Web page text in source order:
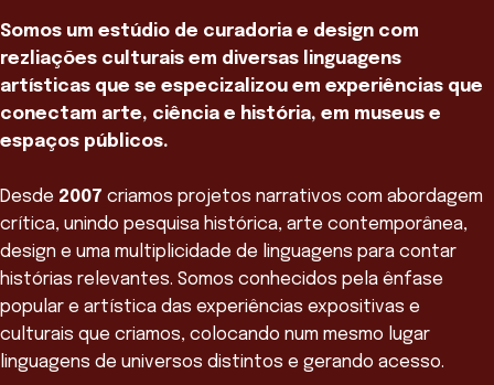
Somos um estúdio de curadoria e design com
rezliações culturais em diversas linguagens
artísticas que se especizalizou em experiências que
conectam arte, ciência e história, em museus e
espaços públicos.
Desde 2007 criamos projetos narrativos com abordagem
crítica, unindo pesquisa histórica, arte contemporânea,
design e uma multiplicidade de linguagens para contar
histórias relevantes. Somos conhecidos pela ênfase
popular e artística das experiências expositivas e
culturais que criamos, colocando num mesmo lugar
linguagens de universos distintos e gerando acesso.